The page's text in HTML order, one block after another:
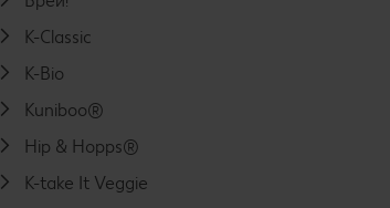
K-Classic
K-Bio
Kuniboo®
Hip & Hopps®
K-take It Veggie